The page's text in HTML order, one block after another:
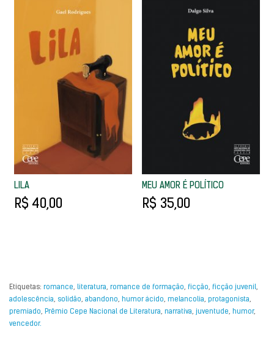
LILA
R$ 40,00
MEU AMOR É POLÍTICO
R$ 35,00
Etiquetas: romance, literatura, romance de formação, ficção, ficção juvenil,
adolescência, solidão, abandono, humor ácido, melancolia, protagonista,
premiado, Prêmio Cepe Nacional de Literatura, narrativa, juventude, humor,
vencedor.